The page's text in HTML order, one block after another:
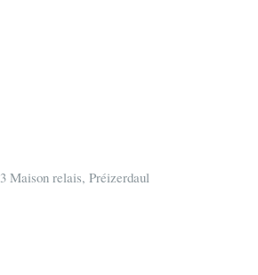
3 Maison relais, Préizerdaul